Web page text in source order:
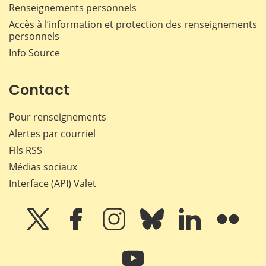
Renseignements personnels
Accès à l’information et protection des renseignements
personnels
Info Source
Contact
Pour renseignements
Alertes par courriel
Fils RSS
Médias sociaux
Interface (API) Valet